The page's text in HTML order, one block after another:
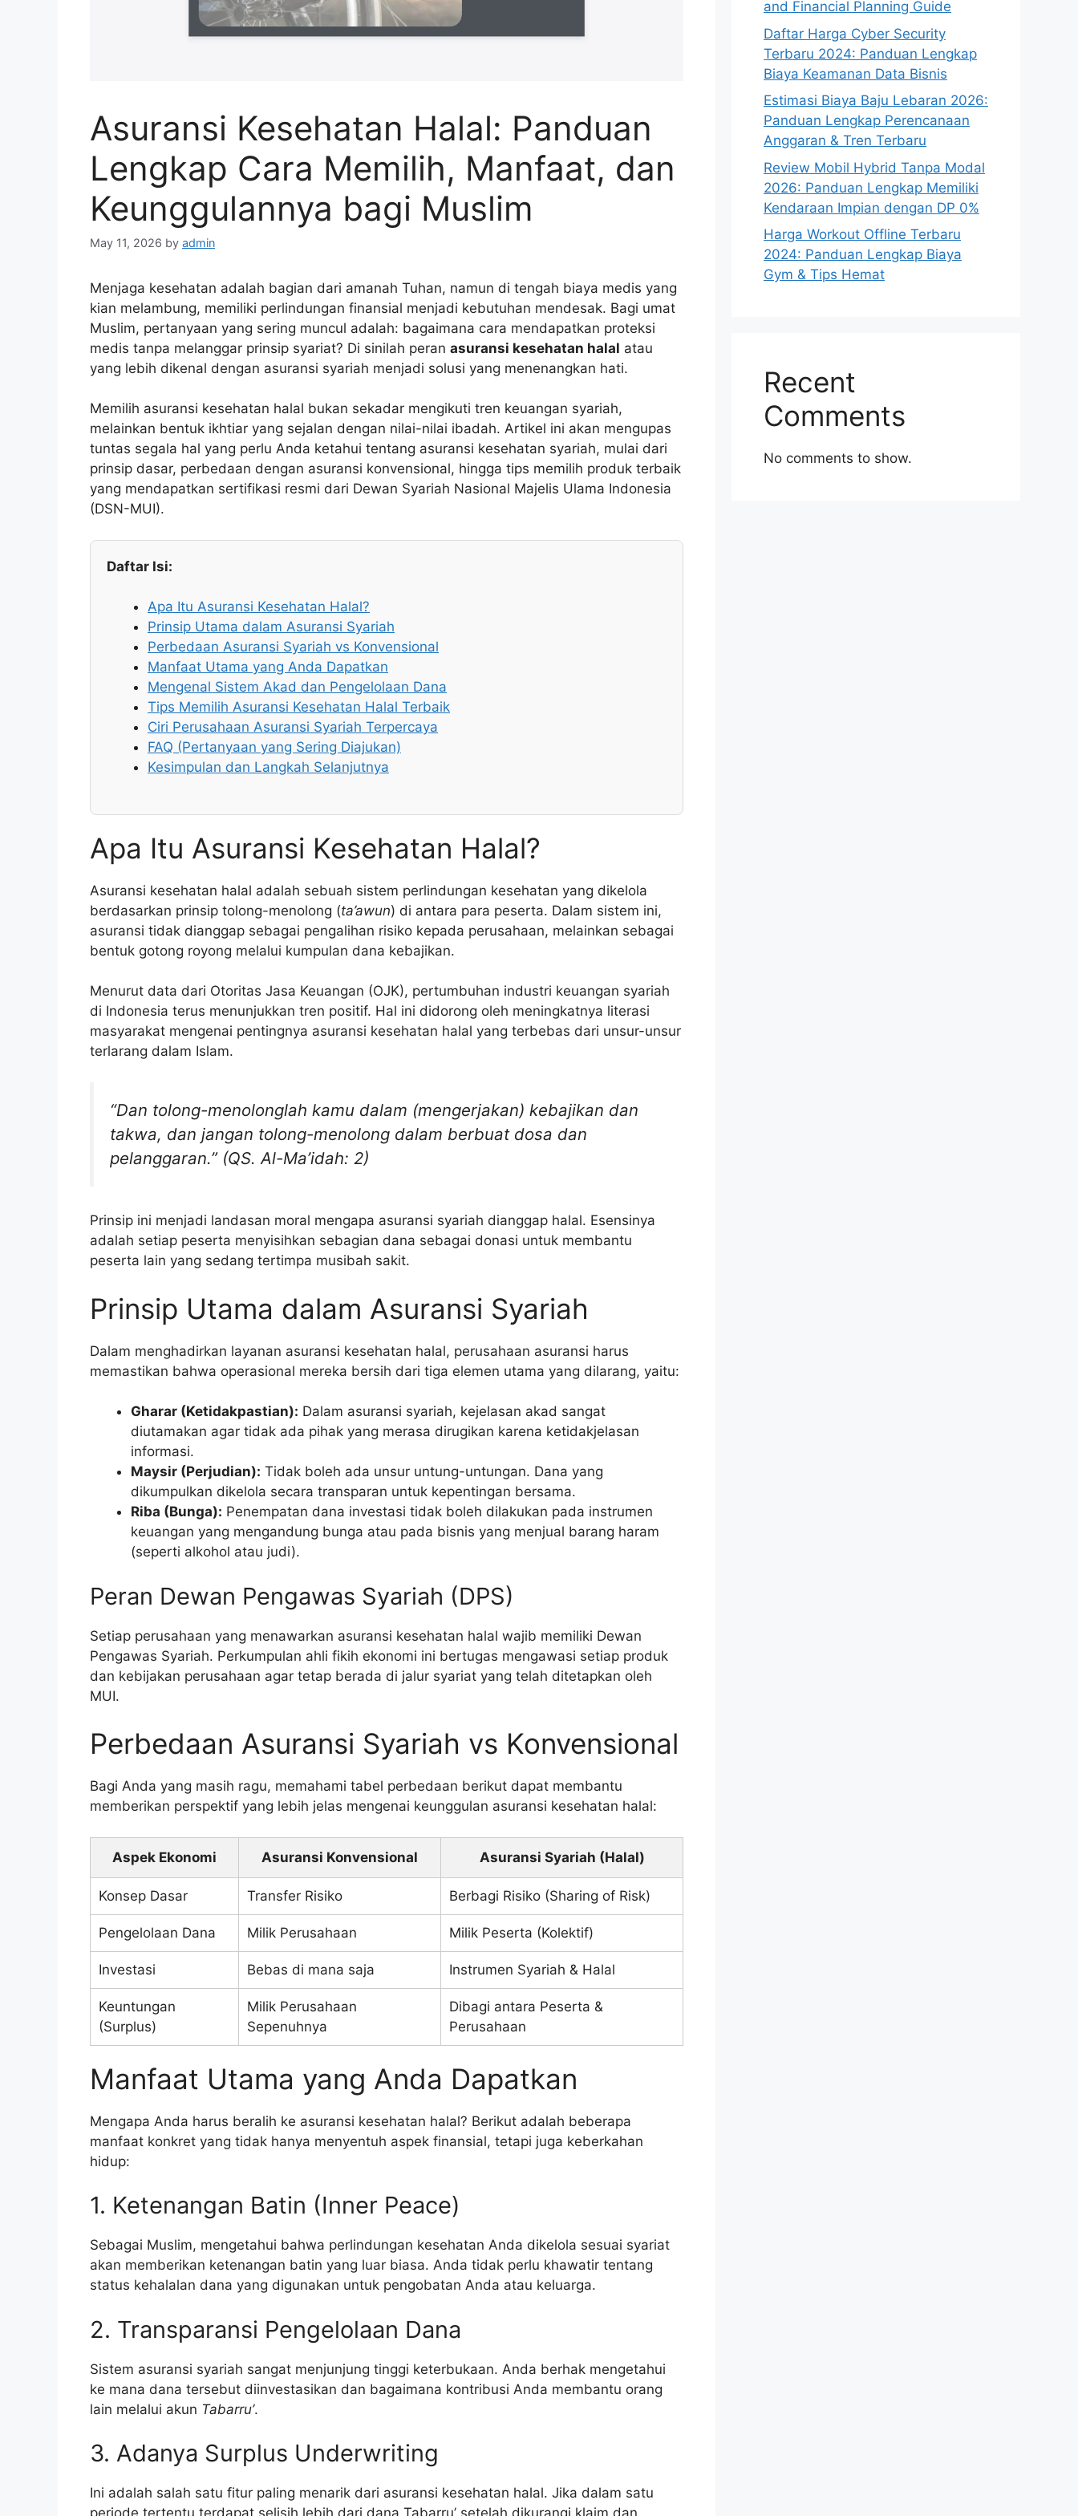
Asuransi Kesehatan Halal: Panduan
Lengkap Cara Memilih, Manfaat, dan
Keunggulannya bagi Muslim
May 11, 2026 by admin
Menjaga kesehatan adalah bagian dari amanah Tuhan, namun di tengah biaya medis yang
kian melambung, memiliki perlindungan finansial menjadi kebutuhan mendesak. Bagi umat
Muslim, pertanyaan yang sering muncul adalah: bagaimana cara mendapatkan proteksi
medis tanpa melanggar prinsip syariat? Di sinilah peran asuransi kesehatan halal atau
yang lebih dikenal dengan asuransi syariah menjadi solusi yang menenangkan hati.
Memilih asuransi kesehatan halal bukan sekadar mengikuti tren keuangan syariah,
melainkan bentuk ikhtiar yang sejalan dengan nilai-nilai ibadah. Artikel ini akan mengupas
tuntas segala hal yang perlu Anda ketahui tentang asuransi kesehatan syariah, mulai dari
prinsip dasar, perbedaan dengan asuransi konvensional, hingga tips memilih produk terbaik
yang mendapatkan sertifikasi resmi dari Dewan Syariah Nasional Majelis Ulama Indonesia
(DSN-MUI).
Daftar Isi:
Apa Itu Asuransi Kesehatan Halal?
Prinsip Utama dalam Asuransi Syariah
Perbedaan Asuransi Syariah vs Konvensional
Manfaat Utama yang Anda Dapatkan
Mengenal Sistem Akad dan Pengelolaan Dana
Tips Memilih Asuransi Kesehatan Halal Terbaik
Ciri Perusahaan Asuransi Syariah Terpercaya
FAQ (Pertanyaan yang Sering Diajukan)
Kesimpulan dan Langkah Selanjutnya
Apa Itu Asuransi Kesehatan Halal?
Asuransi kesehatan halal adalah sebuah sistem perlindungan kesehatan yang dikelola
berdasarkan prinsip tolong-menolong (ta’awun) di antara para peserta. Dalam sistem ini,
asuransi tidak dianggap sebagai pengalihan risiko kepada perusahaan, melainkan sebagai
bentuk gotong royong melalui kumpulan dana kebajikan.
Menurut data dari Otoritas Jasa Keuangan (OJK), pertumbuhan industri keuangan syariah
di Indonesia terus menunjukkan tren positif. Hal ini didorong oleh meningkatnya literasi
masyarakat mengenai pentingnya asuransi kesehatan halal yang terbebas dari unsur-unsur
terlarang dalam Islam.
“Dan tolong-menolonglah kamu dalam (mengerjakan) kebajikan dan
takwa, dan jangan tolong-menolong dalam berbuat dosa dan
pelanggaran.” (QS. Al-Ma’idah: 2)
Prinsip ini menjadi landasan moral mengapa asuransi syariah dianggap halal. Esensinya
adalah setiap peserta menyisihkan sebagian dana sebagai donasi untuk membantu
peserta lain yang sedang tertimpa musibah sakit.
Prinsip Utama dalam Asuransi Syariah
Dalam menghadirkan layanan asuransi kesehatan halal, perusahaan asuransi harus
memastikan bahwa operasional mereka bersih dari tiga elemen utama yang dilarang, yaitu:
Gharar (Ketidakpastian): Dalam asuransi syariah, kejelasan akad sangat
diutamakan agar tidak ada pihak yang merasa dirugikan karena ketidakjelasan
informasi.
Maysir (Perjudian): Tidak boleh ada unsur untung-untungan. Dana yang
dikumpulkan dikelola secara transparan untuk kepentingan bersama.
Riba (Bunga): Penempatan dana investasi tidak boleh dilakukan pada instrumen
keuangan yang mengandung bunga atau pada bisnis yang menjual barang haram
(seperti alkohol atau judi).
Peran Dewan Pengawas Syariah (DPS)
Setiap perusahaan yang menawarkan asuransi kesehatan halal wajib memiliki Dewan
Pengawas Syariah. Perkumpulan ahli fikih ekonomi ini bertugas mengawasi setiap produk
dan kebijakan perusahaan agar tetap berada di jalur syariat yang telah ditetapkan oleh
MUI.
Perbedaan Asuransi Syariah vs Konvensional
Bagi Anda yang masih ragu, memahami tabel perbedaan berikut dapat membantu
memberikan perspektif yang lebih jelas mengenai keunggulan asuransi kesehatan halal:
Aspek Ekonomi Asuransi Konvensional Asuransi Syariah (Halal)
Konsep Dasar Transfer Risiko Berbagi Risiko (Sharing of Risk)
Pengelolaan Dana Milik Perusahaan Milik Peserta (Kolektif)
Investasi Bebas di mana saja Instrumen Syariah & Halal
Keuntungan
(Surplus)
Milik Perusahaan
Sepenuhnya
Dibagi antara Peserta &
Perusahaan
Manfaat Utama yang Anda Dapatkan
Mengapa Anda harus beralih ke asuransi kesehatan halal? Berikut adalah beberapa
manfaat konkret yang tidak hanya menyentuh aspek finansial, tetapi juga keberkahan
hidup:
1. Ketenangan Batin (Inner Peace)
Sebagai Muslim, mengetahui bahwa perlindungan kesehatan Anda dikelola sesuai syariat
akan memberikan ketenangan batin yang luar biasa. Anda tidak perlu khawatir tentang
status kehalalan dana yang digunakan untuk pengobatan Anda atau keluarga.
2. Transparansi Pengelolaan Dana
Sistem asuransi syariah sangat menjunjung tinggi keterbukaan. Anda berhak mengetahui
ke mana dana tersebut diinvestasikan dan bagaimana kontribusi Anda membantu orang
lain melalui akun Tabarru’.
3. Adanya Surplus Underwriting
Ini adalah salah satu fitur paling menarik dari asuransi kesehatan halal. Jika dalam satu
and Financial Planning Guide
Daftar Harga Cyber Security
Terbaru 2024: Panduan Lengkap
Biaya Keamanan Data Bisnis
Estimasi Biaya Baju Lebaran 2026:
Panduan Lengkap Perencanaan
Anggaran & Tren Terbaru
Review Mobil Hybrid Tanpa Modal
2026: Panduan Lengkap Memiliki
Kendaraan Impian dengan DP 0%
Harga Workout Offline Terbaru
2024: Panduan Lengkap Biaya
Gym & Tips Hemat
Recent
Comments
No comments to show.